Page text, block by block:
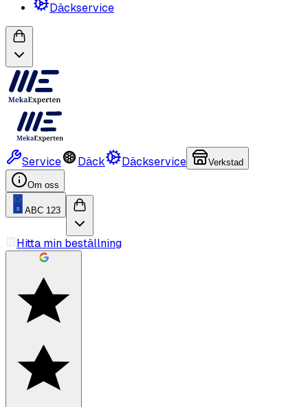
Däckservice
Service Däck Däckservice Verkstad
Om oss
ABC 123
Hitta min beställning